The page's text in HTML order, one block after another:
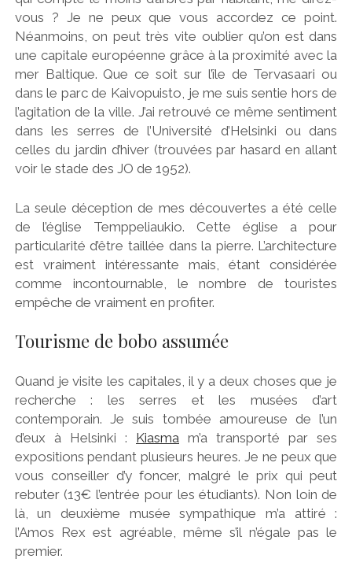
vous ? Je ne peux que vous accordez ce point.
Néanmoins, on peut très vite oublier qu’on est dans
une capitale européenne grâce à la proximité avec la
mer Baltique. Que ce soit sur l’île de Tervasaari ou
dans le parc de Kaivopuisto, je me suis sentie hors de
l’agitation de la ville. J’ai retrouvé ce même sentiment
dans les serres de l’Université d’Helsinki ou dans
celles du jardin d’hiver (trouvées par hasard en allant
voir le stade des JO de 1952).
La seule déception de mes découvertes a été celle
de l’église Temppeliaukio. Cette église a pour
particularité d’être taillée dans la pierre. L’architecture
est vraiment intéressante mais, étant considérée
comme incontournable, le nombre de touristes
empêche de vraiment en profiter.
Tourisme de bobo assumée
Quand je visite les capitales, il y a deux choses que je
recherche : les serres et les musées d’art
contemporain. Je suis tombée amoureuse de l’un
d’eux à Helsinki : Kiasma m’a transporté par ses
expositions pendant plusieurs heures. Je ne peux que
vous conseiller d’y foncer, malgré le prix qui peut
rebuter (13€ l’entrée pour les étudiants). Non loin de
là, un deuxième musée sympathique m’a attiré :
l’Amos Rex est agréable, même s’il n’égale pas le
premier.